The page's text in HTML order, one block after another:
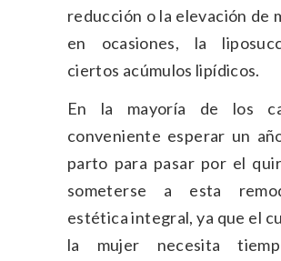
reducción o la elevación de
en ocasiones, la
ciertos acúmulos lipídicos.
En la mayoría de los
conveniente esperar un
parto para pasar por el
someterse a esta
estética integral, ya que el
la mujer necesita